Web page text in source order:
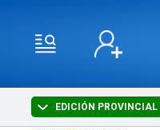
EDICIÓN PROVINCIAL